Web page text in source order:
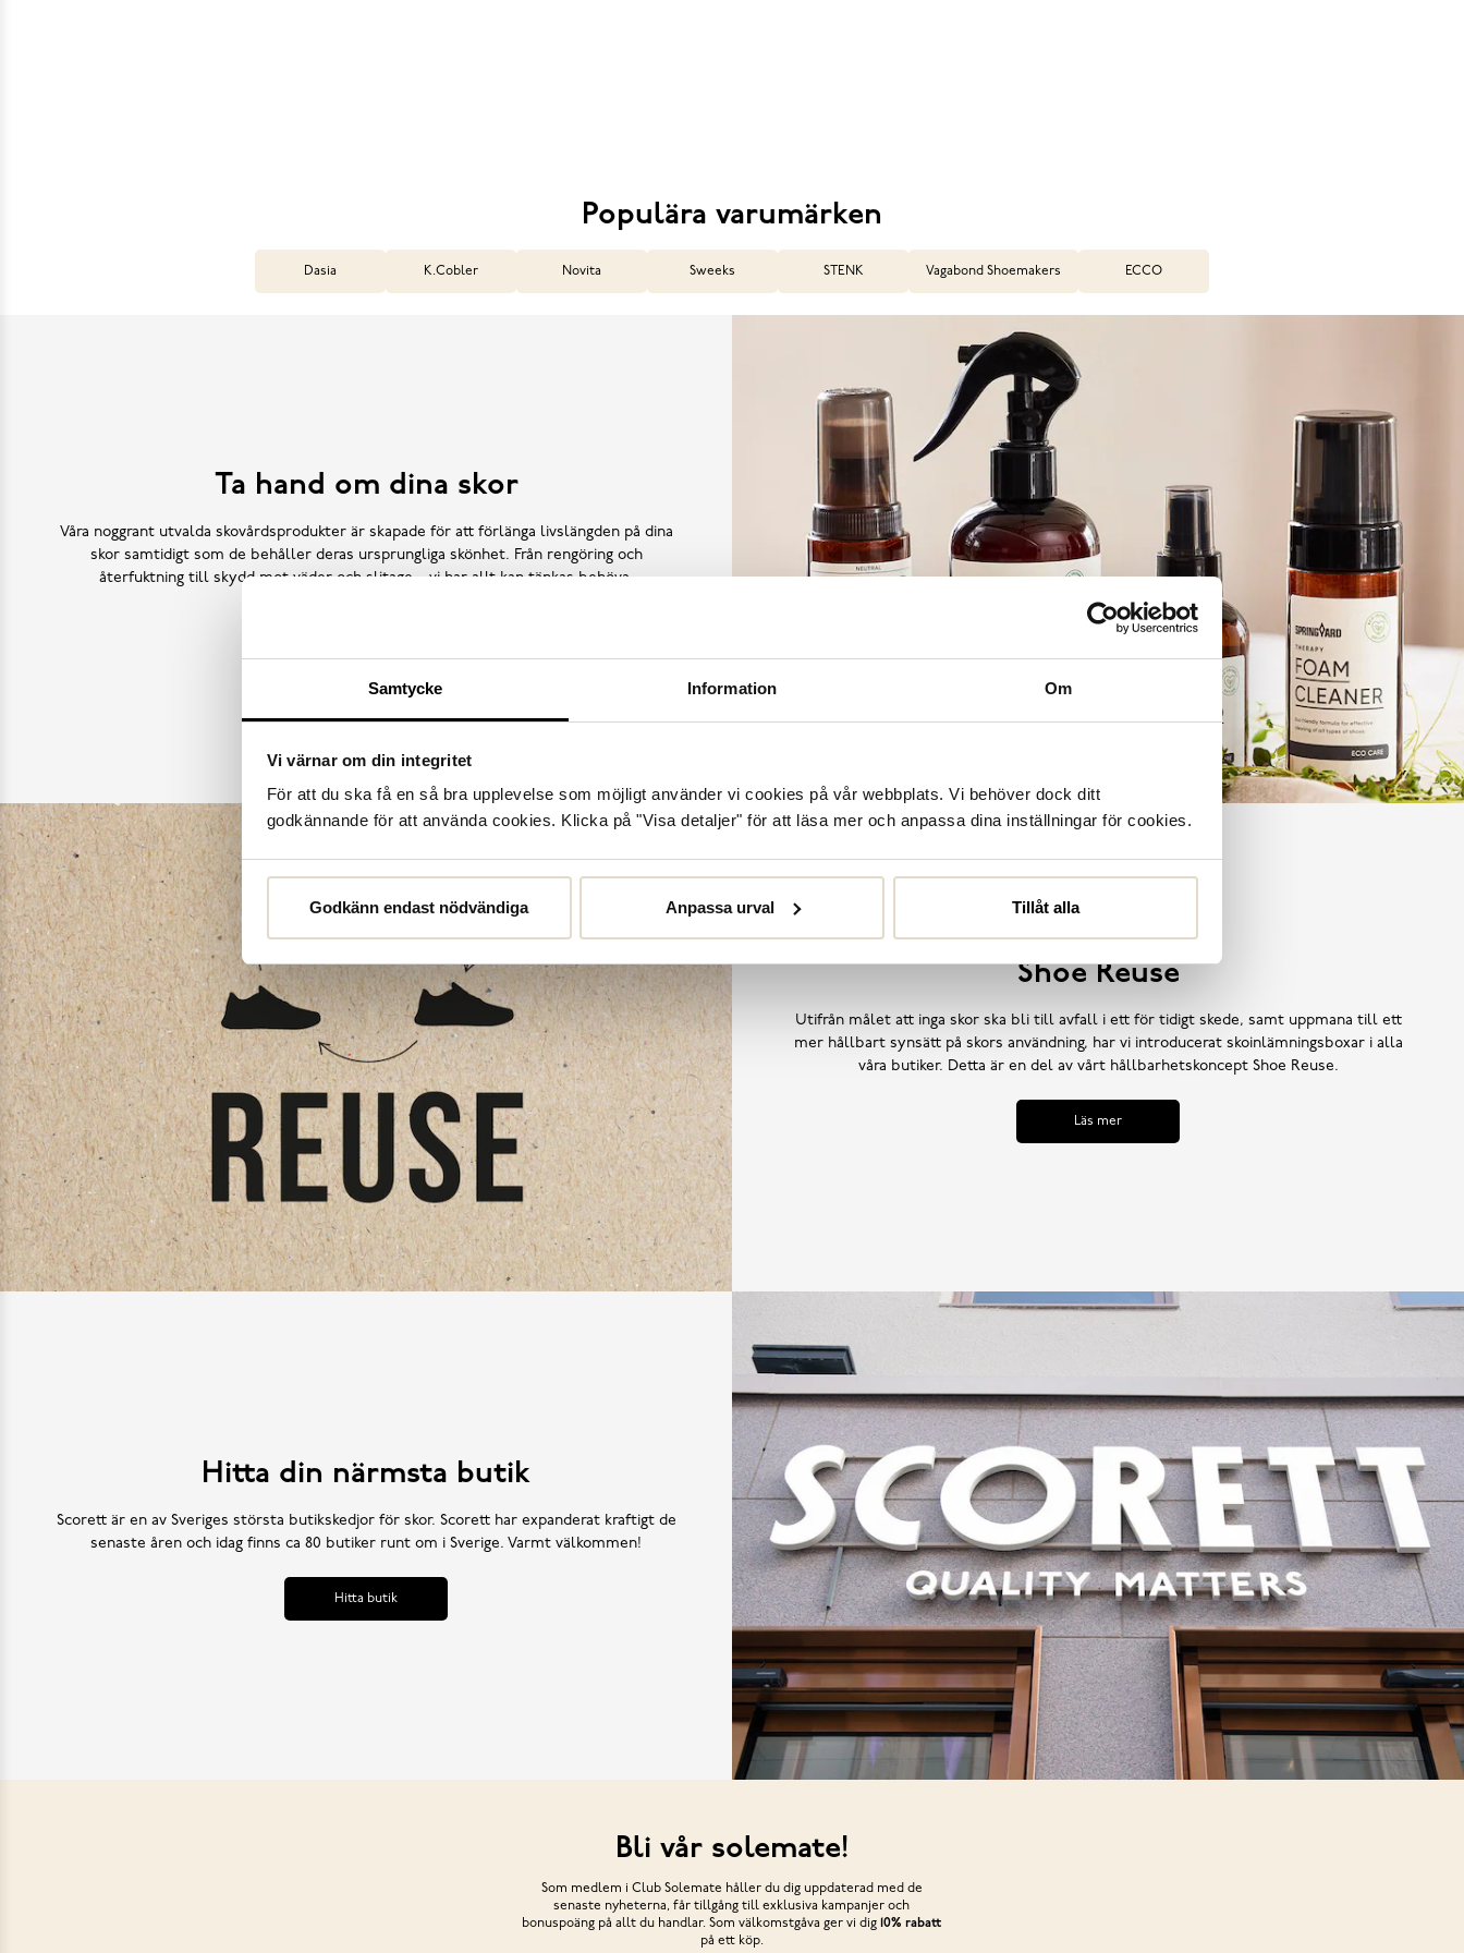
Samtycke Information Om
Vi värnar om din integritet
För att du ska få en så bra upplevelse som möjligt använder vi cookies på vår webbplats. Vi behöver dock ditt
godkännande för att använda cookies. Klicka på "Visa detaljer" för att läsa mer och anpassa dina inställningar för cookies.
Godkänn endast nödvändiga Anpassa urval Tillåt alla
Populära varumärken
Dasia K.Cobler Novita Sweeks STENK Vagabond Shoemakers ECCO
Ta hand om dina skor
Våra noggrant utvalda skovårdsprodukter är skapade för att förlänga livslängden på dina
skor samtidigt som de behåller deras ursprungliga skönhet. Från rengöring och
återfuktning till skydd mot väder och slitage – vi har allt kan tänkas behöva.
Shoe Reuse
Utifrån målet att inga skor ska bli till avfall i ett för tidigt skede, samt uppmana till ett
mer hållbart synsätt på skors användning, har vi introducerat skoinlämningsboxar i alla
våra butiker. Detta är en del av vårt hållbarhetskoncept Shoe Reuse.
Läs mer
Hitta din närmsta butik
Scorett är en av Sveriges största butikskedjor för skor. Scorett har expanderat kraftigt de
senaste åren och idag finns ca 80 butiker runt om i Sverige. Varmt välkommen!
Hitta butik
Bli vår solemate!
Som medlem i Club Solemate håller du dig uppdaterad med de
senaste nyheterna, får tillgång till exklusiva kampanjer och
bonuspoäng på allt du handlar. Som välkomstgåva ger vi dig 10% rabatt
på ett köp.